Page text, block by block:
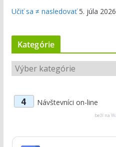
Učiť sa ≠ nasledovať 5. júla 2026
Kategórie
K
a
r
4 Návštevníci on-line
beží na